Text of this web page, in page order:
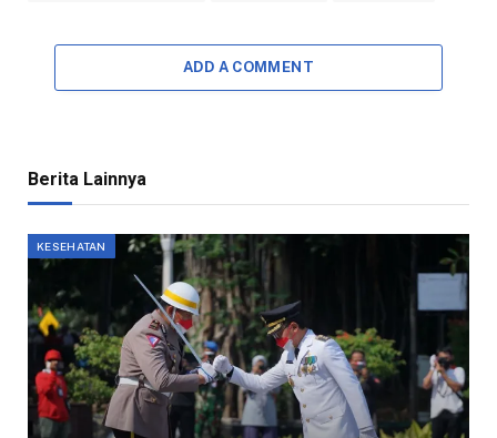
ADD A COMMENT
Berita Lainnya
KESEHATAN